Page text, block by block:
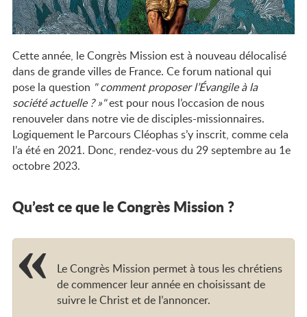
2026-2028
Cette année, le Congrès Mission est à nouveau délocalisé
dans de grande villes de France. Ce forum national qui
pose la question comment proposer l’Évangile à la
société actuelle ? » est pour nous l’occasion de nous
renouveler dans notre vie de disciples-missionnaires.
Logiquement le Parcours Cléophas s’y inscrit, comme cela
l’a été en 2021. Donc, rendez-vous du 29 septembre au 1e
octobre 2023.
Qu’est ce que le Congrès Mission ?
Le Congrès Mission permet à tous les chrétiens
de commencer leur année en choisissant de
suivre le Christ et de I’annoncer.